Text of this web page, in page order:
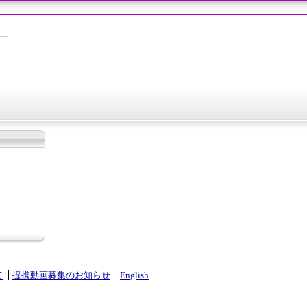
提携動画募集のお知らせ English